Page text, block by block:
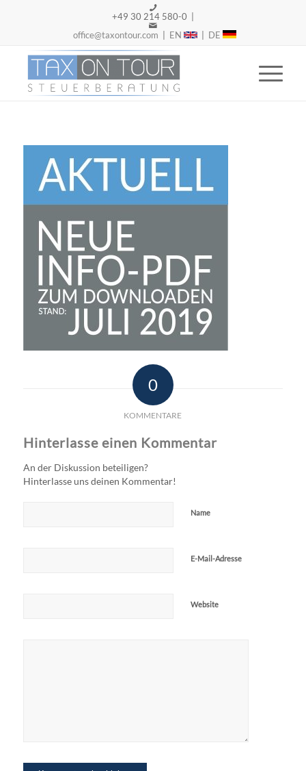
+49 30 214 580-0 |
office@taxontour.com
EN DE
0
KOMMENTARE
Hinterlasse einen Kommentar
An der Diskussion beteiligen?
Hinterlasse uns deinen Kommentar!
Name
E-Mail-Adresse
Website